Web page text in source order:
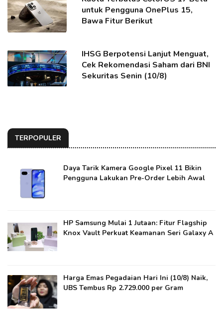
untuk Pengguna OnePlus 15,
Bawa Fitur Berikut
IHSG Berpotensi Lanjut Menguat,
Cek Rekomendasi Saham dari BNI
Sekuritas Senin (10/8)
TERPOPULER
Daya Tarik Kamera Google Pixel 11 Bikin
Pengguna Lakukan Pre-Order Lebih Awal
HP Samsung Mulai 1 Jutaan: Fitur Flagship
Knox Vault Perkuat Keamanan Seri Galaxy A
Harga Emas Pegadaian Hari Ini (10/8) Naik,
UBS Tembus Rp 2.729.000 per Gram